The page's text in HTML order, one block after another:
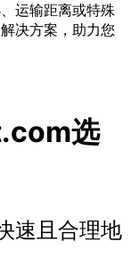
运输距离或特殊
决方案，助力您
选
速且合理地